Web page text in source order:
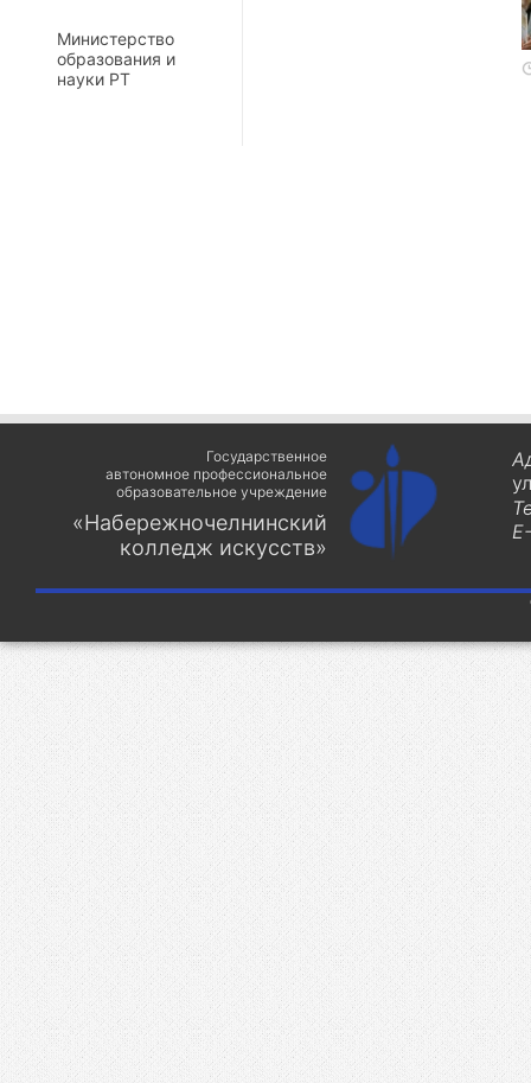
Министерство
образования и
науки РТ
Государственное
автономное профессиональное
образовательное учреждение
«Набережночелнинский
колледж искусств»